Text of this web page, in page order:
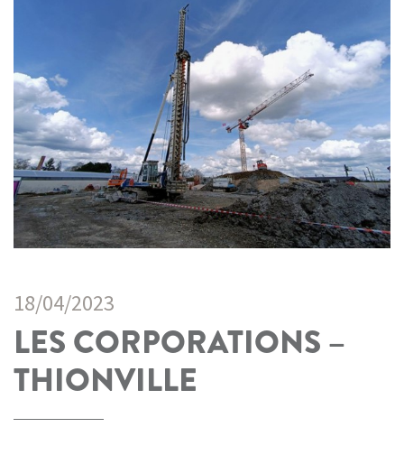
18/04/2023
LES CORPORATIONS –
THIONVILLE